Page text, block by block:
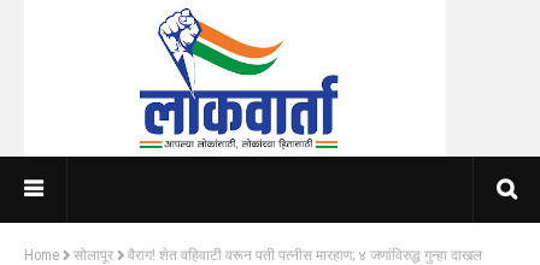
Home सोलापूर वैराग! शेत वहिवाटी वरून पती पत्नीस मारहाण; ४ जणांविरुद्ध गुन्हा दाखल